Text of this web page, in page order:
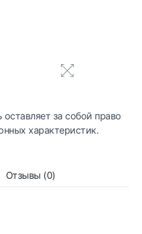
за собой право
характеристик.
Отзывы (0)